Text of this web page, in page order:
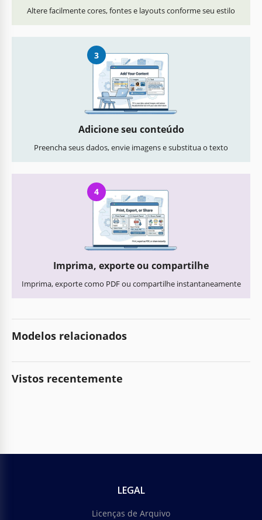
Altere facilmente cores, fontes e layouts conforme seu estilo
3
Adicione seu conteúdo
Preencha seus dados, envie imagens e substitua o texto
4
Imprima, exporte ou compartilhe
Imprima, exporte como PDF ou compartilhe instantaneamente
Modelos relacionados
Vistos recentemente
LEGAL
Licenças de Arquivo